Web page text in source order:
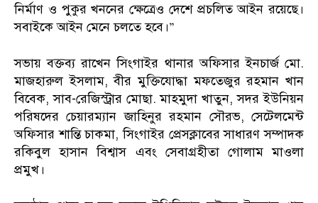
নির্মাণ ও পুকুর খননের ক্ষেত্রেও দেশে প্রচলিত আইন রয়েছে।
সবাইকে আইন মেনে চলতে হবে।”
সভায় বক্তব্য রাখেন সিংগাইর থানার অফিসার ইনচার্জ মো.
মাজহারুল ইসলাম, বীর মুক্তিযোদ্ধা মফতেজুর রহমান খান
বিবেক, সাব-রেজিস্ট্রার মোছা. মাহমুদা খাতুন, সদর ইউনিয়ন
পরিষদের চেয়ারম্যান জাহিনুর রহমান সৌরভ, সেটেলমেন্ট
অফিসার শান্তি চাকমা, সিংগাইর প্রেসক্লাবের সাধারণ সম্পাদক
রকিবুল হাসান বিশ্বাস এবং সেবাগ্রহীতা গোলাম মাওলা
প্রমুখ।